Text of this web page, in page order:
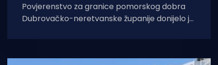
Povjerenstvo za granice pomorskog dobra
Dubrovačko-neretvanske županije donijelo je
k.o. Suđurađ, Grad